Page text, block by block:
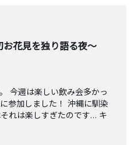
花見を独り語る夜〜
今週は楽しい飲み会多かっ
参加しました！ 沖縄に馴染
れは楽しすぎたのです… キ